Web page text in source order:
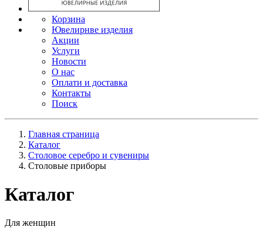
Корзина
Ювелирнве изделия
Акции
Услуги
Новости
О нас
Оплати и доставка
Контакты
Поиск
Главная страница
Каталог
Столовое серебро и сувениры
Столовые приборы
Каталог
Для женщин